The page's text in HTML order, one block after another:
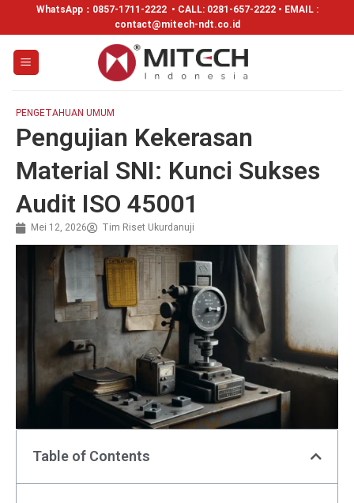
WhatsApp： 0857-1711-2222 • CALL: 0281-657-2222 • EMAIL :
contact@mitech-ndt.co.id
PENGETAHUAN UMUM
Pengujian Kekerasan
Material SNI: Kunci Sukses
Audit ISO 45001
Mei 12, 2026 Tim Riset Ukurdanuji
Table of Contents